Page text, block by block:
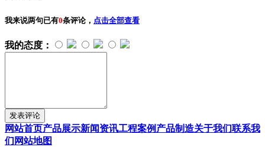
我来说两句已有0条评论， 点击全部查看
我的态度：
网站首页产品展示新闻资讯工程案例 产品制造关于我们联系我
们 网站地图